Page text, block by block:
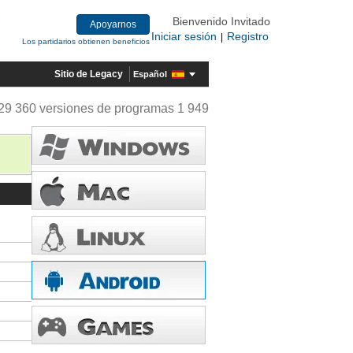
Apoyarnos
Los partidarios obtienen beneficios
Bienvenido Invitado
Iniciar sesión
Registro
Sitio de Legacy Español
360 versiones de programas 1 949